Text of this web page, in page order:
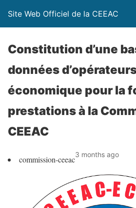
Site Web Officiel de la CEEAC
Constitution d’une
données
économique pour la
prestations à la
CEEAC
commission-ceeac3 months ago